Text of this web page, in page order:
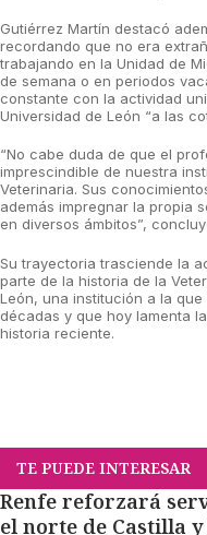
Gutiérrez Martín destacó
recordando que no era
trabajando en la Unidad de
de semana o en periodos
constante con la actividad
Universidad de León “a las
“No cabe duda de que el
imprescindible de nuestra
Veterinaria. Sus
además impregnar la propia
en diversos ámbitos”,
Su trayectoria trasciende la
parte de la historia de la
León, una institución a la
décadas y que hoy lamenta
historia reciente.
TE PUEDE INTERESAR
Renfe reforzará
el norte de Castilla